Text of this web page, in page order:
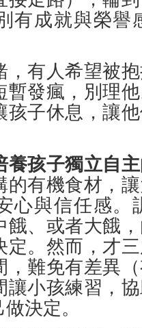
有成就與榮譽
，有人希望被
暫發瘋，別理
孩子休息，讓
養孩子獨立自
的有機食材，
心與信任感。
餓、或者大餓
定。然而，才
，難免有差異
讓小孩練習，
決定。